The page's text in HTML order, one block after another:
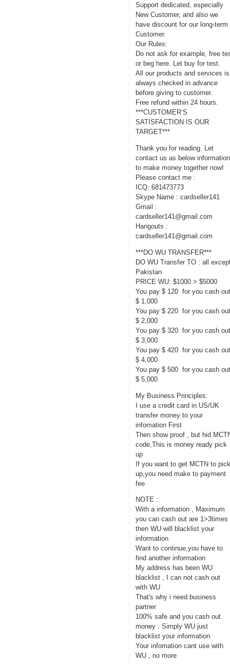
Support dedicated, especially
New Customer, and also we
have discount for our long-term
Customer.
Our Rules:
Do not ask for example, free
or beg here. Let buy for test.
All our products and services is
always checked in advance
before giving to customer.
Free refund within 24 hours.
***CUSTOMER’S
SATISFACTION IS OUR
TARGET***
Thank you for reading. Let
contact us as below information
to make money together now!
Please contact me :
ICQ: 681473773
Skype Name : cardseller141
Gmail :
cardseller141@gmail.com
Hangouts :
cardseller141@gmail.com
***DO WU TRANSFER***
DO WU Transfer TO : all
Pakistan
PRICE WU: $1000 > $5000
You pay $ 120 for you cash
$ 1,000
You pay $ 220 for you cash
$ 2,000
You pay $ 320 for you cash
$ 3,000
You pay $ 420 for you cash
$ 4,000
You pay $ 500 for you cash
$ 5,000
My Business Principles:
I use a credit card in US/UK
transfer money to your
infomation First
Then show proof , but hid
code,This is money ready pick
up
If you want to get MCTN to
up,you need make to payment
fee
NOTE :
With a information , Maximum
you can cash out are 1>3times
then WU will blacklist your
information
Want to continue,you have to
find another information
My address has been WU
blacklist , I can not cash out
with WU
That's why i need business
partner
100% safe and you cash out
money . Simply WU just
blacklist your information
Your infomation cant use with
WU , no more